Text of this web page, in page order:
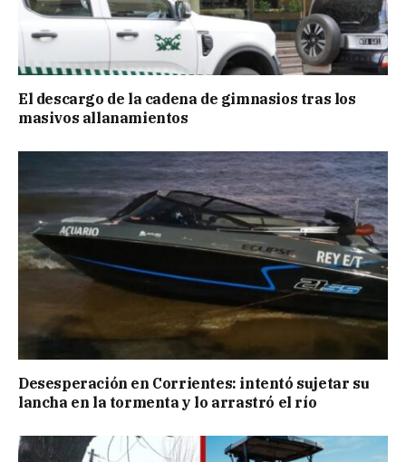
El descargo de la cadena de gimnasios tras los
masivos allanamientos
Desesperación en Corrientes: intentó sujetar su
lancha en la tormenta y lo arrastró el río